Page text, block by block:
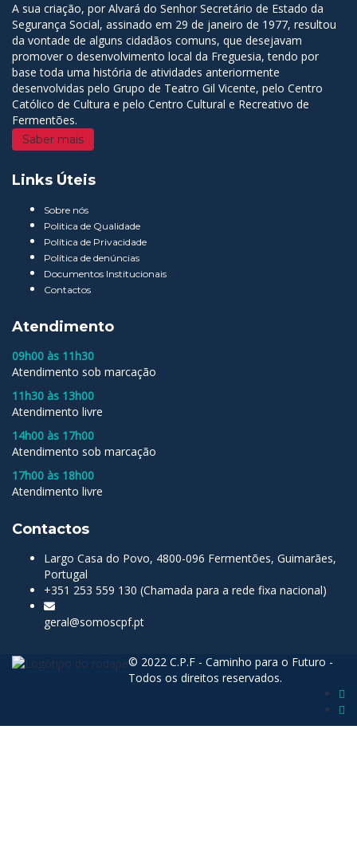
A sua criação, por Alvará do Senhor Secretário de Estado da
Segurança Social, assinado em 29 de janeiro de 1977, resultou
da vontade de alguns cidadãos comuns, que desejavam
promover o desenvolvimento local da Freguesia, tendo por
base toda uma história de atividades anteriormente
desenvolvidas pelo Grupo de Teatro Gil Vicente, pelo Centro
Católico de Cultura e pelo Centro Cultural e Recreativo de
Fermentões.
Saber mais
Links Úteis
Sobre nós
Politica de Qualidade
Política de Privacidade
Política de denúncias
Documentos Institucionais
Contactos
Atendimento
09h00 às 11h30
Atendimento sob marcação
11h30 às 13h00
Atendimento livre
14h00 às 17h00
Atendimento sob marcação
17h00 às 18h00
Atendimento livre
Contactos
Largo Casa do Povo, 4800-096 Fermentões, Guimarães,
Portugal
+351 253 559 130 (Chamada para a rede fixa nacional)
geral@somoscpf.pt
© 2022 C.P.F - Caminho para o Futuro -
Todos os direitos reservados.